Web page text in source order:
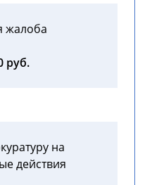
жалоба
руб.
на
действия